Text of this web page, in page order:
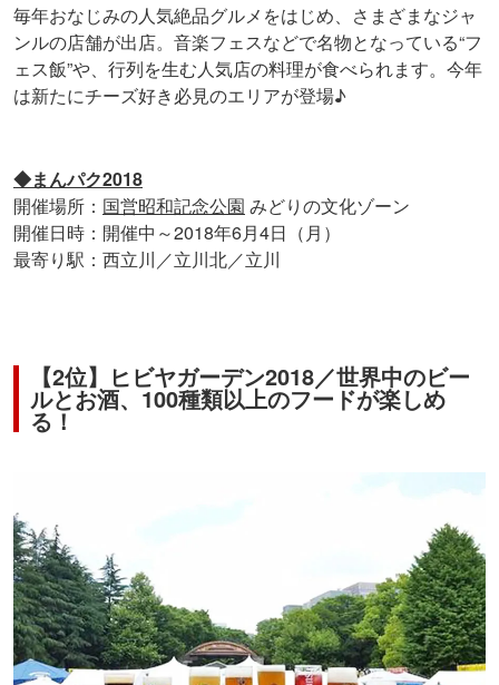
毎年おなじみの人気絶品グルメをはじめ、さまざまなジャ
ンルの店舗が出店。音楽フェスなどで名物となっている“フ
ェス飯”や、行列を生む人気店の料理が食べられます。今年
は新たにチーズ好き必見のエリアが登場♪
◆まんパク2018
開催場所： 国営昭和記念公園 みどりの文化ゾーン
開催日時：開催中～2018年6月4日（月）
最寄り駅：西立川／立川北／立川
【2位】ヒビヤガーデン2018／世界中のビー
ルとお酒、100種類以上のフードが楽しめ
る！